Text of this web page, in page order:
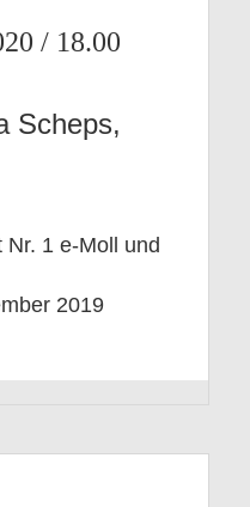
/ 18.00
Scheps,
1 e-Moll und
2019